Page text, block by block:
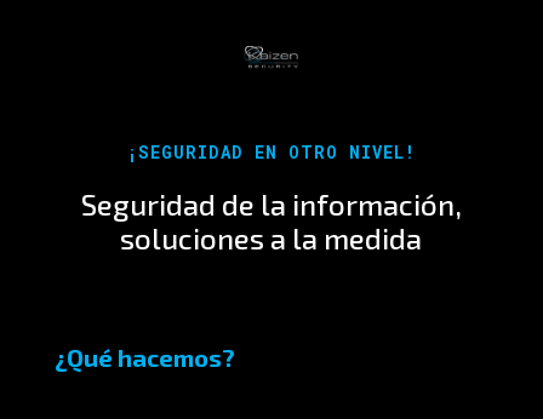
¡SEGURIDAD EN OTRO NIVEL!
Seguridad de la información,
soluciones a la medida
¿Qué hacemos?